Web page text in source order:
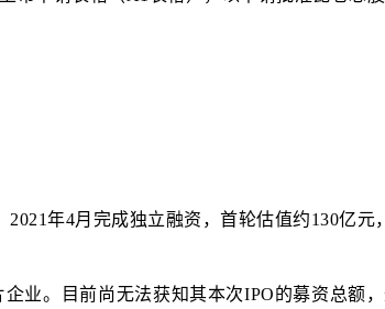
年4月完成独立融资，首轮估值约130亿元
业。目前尚无法获知其本次IPO的募资总额